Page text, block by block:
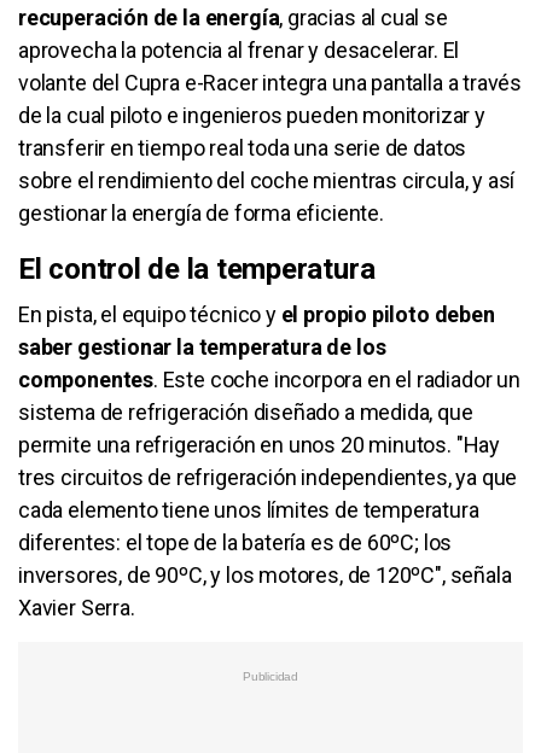
recuperación de la energía, gracias al cual se
aprovecha la potencia al frenar y desacelerar. El
volante del Cupra e-Racer integra una pantalla a través
de la cual piloto e ingenieros pueden monitorizar y
transferir en tiempo real toda una serie de datos
sobre el rendimiento del coche mientras circula, y así
gestionar la energía de forma eficiente.
El control de la temperatura
En pista, el equipo técnico y el propio piloto deben
saber gestionar la temperatura de los
componentes. Este coche incorpora en el radiador un
sistema de refrigeración diseñado a medida, que
permite una refrigeración en unos 20 minutos. "Hay
tres circuitos de refrigeración independientes, ya que
cada elemento tiene unos límites de temperatura
diferentes: el tope de la batería es de 60ºC; los
inversores, de 90ºC, y los motores, de 120ºC", señala
Xavier Serra.